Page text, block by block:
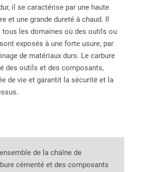
il se caractérise par une haute
et une grande dureté à chaud. Il
tous les domaines où des outils ou
exposés à une forte usure, par
de matériaux durs. Le carbure
des outils et des composants,
de vie et garantit la sécurité et la
de la chaîne de
cémenté et des composants